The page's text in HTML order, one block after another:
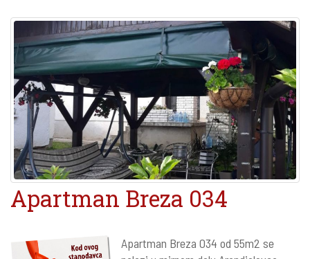
Apartman Breza 034
Apartman Breza 034 od 55m2 se